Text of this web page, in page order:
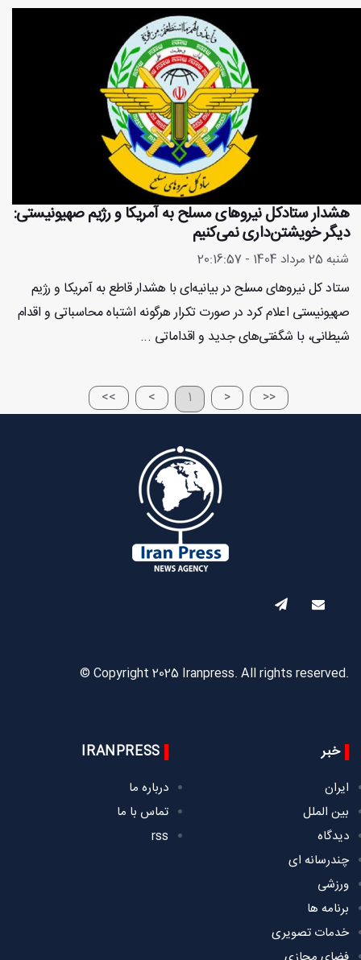
هشدار ستادکل نیروهای مسلح به آمریکا و رژیم صهیونیستی:
دیگر خویشتن‌داری نمی‌کنیم
شنبه 25 مرداد 1404 - 20:16:57
ستاد کل نیروهای مسلح در بیانیه‌ای با هشدار قاطع به آمریکا و رژیم
صهیونیستی اعلام کرد در صورت تکرار هرگونه اشتباه محاسباتی و اقدام
شیطانی، با شگفتی‌های جدید و اقداماتی ...
<<
<
1
>
>>
© Copyright 2025 Iranpress. All rights reserved.
خبر
ایران
بین الملل
دیدگاه
چندرسانه ای
ورزشی
برنامه ها
خدمات تصویری
IRANPRESS
درباره ما
تماس با ما
rss